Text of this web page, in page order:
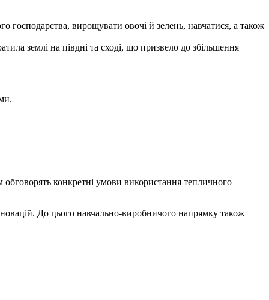
господарства, вирощувати овочі й зелень, навчатися, а також
землі на півдні та сході, що призвело до збільшення
конкретні умови використання тепличного
До цього навчально-виробничого напрямку також